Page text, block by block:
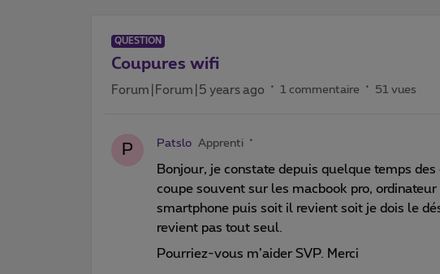
QUESTION
Coupures wifi
Forum|Forum|5 years ago 1 commentaire 51 vues
P Patslo Apprenti
Bonjour, je constate depuis quelque temps des
coupe souvent sur les macbook pro,
smartphone puis soit il revient soit je dois le
revient pas tout seul.
Pourriez-vous m’aider SVP. Merci